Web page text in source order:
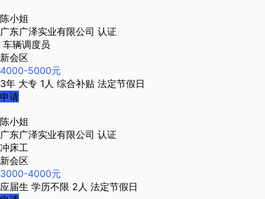
陈小姐
广东广泽实业有限公司 认证
车辆调度员
新会区
4000-5000元
3年 大专 1人 综合补贴 法定节假日
申请
陈小姐
广东广泽实业有限公司 认证
冲床工
新会区
3000-4000元
应届生 学历不限 2人 法定节假日